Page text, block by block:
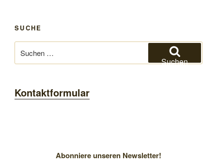
SUCHE
nach:
Suchen
Kontaktformular
Abonniere unseren Newsletter!